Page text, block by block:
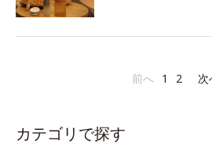
前へ 1 2 次
カテゴリで探す